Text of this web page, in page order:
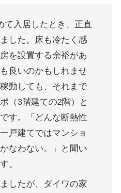
て入居したとき、正直
した。床も冷たく感
を設置する余裕があ
良いのかもしれませ
動しても、それまで
（3階建ての2階）と
す。「どんな断熱性
戸建てではマンショ
なわない。」と聞い
。
したが、ダイワの家